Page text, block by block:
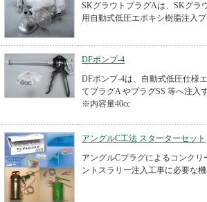
SKグラウトプラグAは、SKグラ
用自動式低圧エポキシ樹脂注入プ
DFポンプ-4
DFポンプ-4は、自動式低圧仕様
てプラグA やプラグSS 等へ注入
※内容量40cc
アングルC工法 スターターセット
アングルCプラグによるコンク
ントスラリー注入工事に必要な機